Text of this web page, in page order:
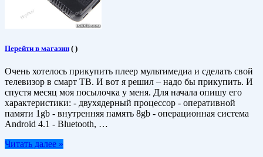
Перейти в магазин ( )
Очень хотелось прикупить плеер мультимедиа и сделать свой
телевизор в смарт ТВ. И вот я решил – надо бы прикупить. И
спустя месяц моя посылочка у меня. Для начала опишу его
характеристики: - двухядерный процессор - оперативной
памяти 1gb - внутренняя память 8gb - операционная система
Android 4.1 - Bluetooth, …
Читать далее »